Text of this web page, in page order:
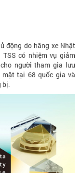
động do hãng xe Nhật
có nhiệm vụ giảm
người tham gia lưu
mặt tại 68 quốc gia và
bị.